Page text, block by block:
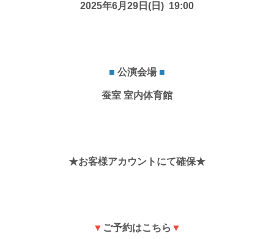
2025年6月29日(日) 19:00
■ 公演会場 ■
蚕室 室内体育館
★お客様アカウントにて確保★
▼ ご予約はこちら ▼